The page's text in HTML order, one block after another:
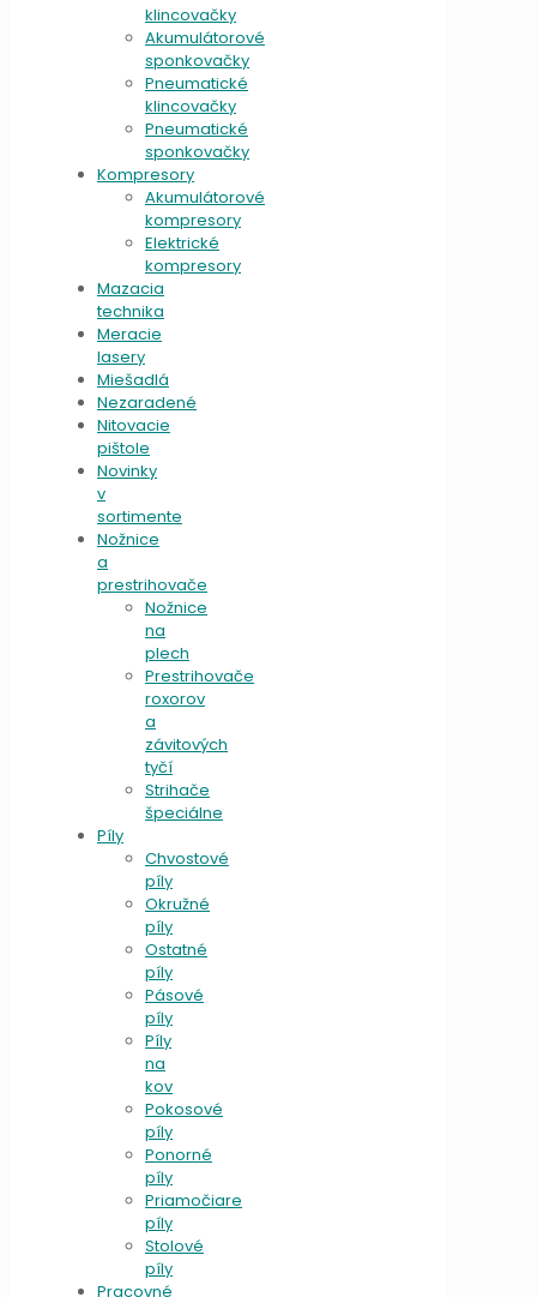
klincovačky
Akumulátorové
sponkovačky
Pneumatické
klincovačky
Pneumatické
sponkovačky
Kompresory
Akumulátorové
kompresory
Elektrické
kompresory
Mazacia
technika
Meracie
lasery
Miešadlá
Nezaradené
Nitovacie
pištole
Novinky
v
sortimente
Nožnice
a
prestrihovače
Nožnice
na
plech
Prestrihovače
roxorov
a
závitových
tyčí
Strihače
špeciálne
Píly
Chvostové
píly
Okružné
píly
Ostatné
píly
Pásové
píly
Píly
na
kov
Pokosové
píly
Ponorné
píly
Priamočiare
píly
Stolové
píly
Pracovné